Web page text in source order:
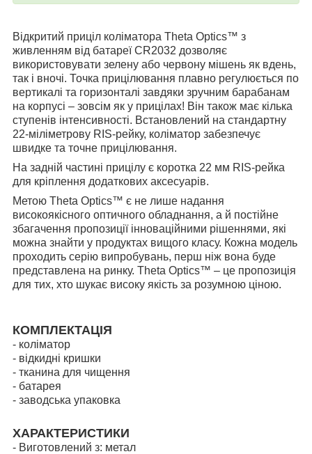
Відкритий приціл коліматора Theta Optics™ з
живленням від батареї CR2032 дозволяє
використовувати зелену або червону мішень як вдень,
так і вночі. Точка прицілювання плавно регулюється по
вертикалі та горизонталі завдяки зручним барабанам
на корпусі – зовсім як у прицілах! Він також має кілька
ступенів інтенсивності. Встановлений на стандартну
22-міліметрову RIS-рейку, коліматор забезпечує
швидке та точне прицілювання.
На задній частині прицілу є коротка 22 мм RIS-рейка
для кріплення додаткових аксесуарів.
Метою Theta Optics™ є не лише надання
високоякісного оптичного обладнання, а й постійне
збагачення пропозиції інноваційними рішеннями, які
можна знайти у продуктах вищого класу. Кожна модель
проходить серію випробувань, перш ніж вона буде
представлена на ринку. Theta Optics™ – це пропозиція
для тих, хто шукає високу якість за розумною ціною.
КОМПЛЕКТАЦІЯ
- коліматор
- відкидні кришки
- тканина для чищення
- батарея
- заводська упаковка
ХАРАКТЕРИСТИКИ
- Виготовлений з: метал